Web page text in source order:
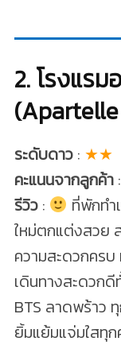
2. โรงแร
ระดับดาว: ★★
คะแนนจากลูกค้า
รีวิว:
ที่พักทำ
ใหม่ตกแต่งสวย
ความสะดวกครบ
เดินทางสะดวกดี
BTS ลาดพร้าว
ยิ้มแย้มแจ่มใสทุ